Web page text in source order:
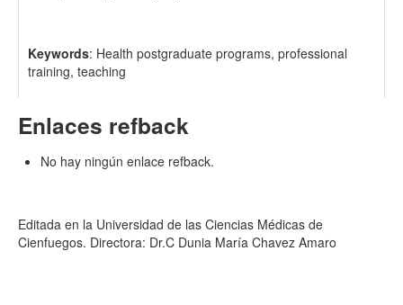
Keywords: Health postgraduate programs, professional
training, teaching
Enlaces refback
No hay ningún enlace refback.
Editada en la Universidad de las Ciencias Médicas de
Cienfuegos. Directora: Dr.C Dunia María Chavez Amaro